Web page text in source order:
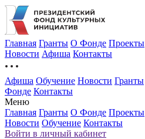
Главная Гранты О Фонде Проекты
Новости Афиша Контакты
Афиша Обучение Новости Гранты
Фонде Контакты
Меню
Главная Гранты О Фонде Проекты
Новости Обучение Контакты
Войти в личный кабинет